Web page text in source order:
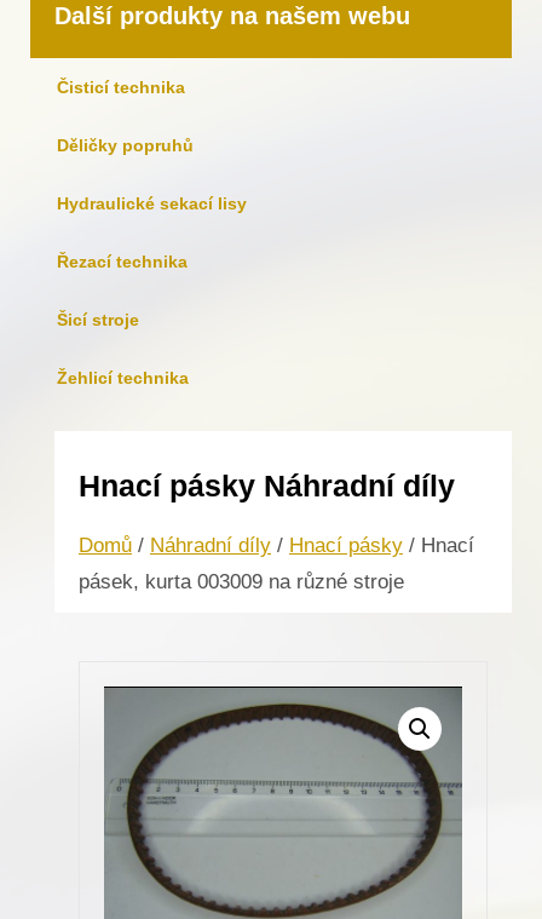
Další produkty na našem webu
Čisticí technika
Děličky popruhů
Hydraulické sekací lisy
Řezací technika
Šicí stroje
Žehlicí technika
Hnací pásky Náhradní díly
Domů / Náhradní díly / Hnací pásky / Hnací
pásek, kurta 003009 na různé stroje